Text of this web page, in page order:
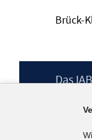
Brück-
Footer
Das IAB